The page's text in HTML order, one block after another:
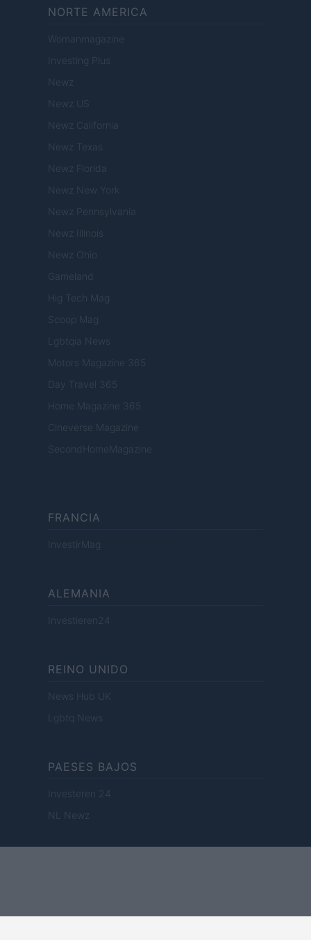
NORTE AMERICA
Womanmagazine
Investing Plus
Newz
Newz US
Newz California
Newz Texas
Newz Florida
Newz New York
Newz Pennsylvania
Newz Illinois
Newz Ohio
Gameland
Hig Tech Mag
Scoop Mag
Lgbtqia News
Motors Magazine 365
Day Travel 365
Home Magazine 365
Cineverse Magazine
SecondHomeMagazine
FRANCIA
InvestirMag
ALEMANIA
Investieren24
REINO UNIDO
News Hub UK
Lgbtq News
PAESES BAJOS
Investeren 24
NL Newz